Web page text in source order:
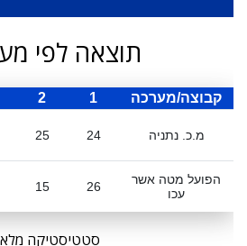
תוצאה לפי
קבוצה/מערכה 1
2
מ.כ. נתניה 24
25
הפועל מטה אשר
עכו
26
15
סטטיסטיקה